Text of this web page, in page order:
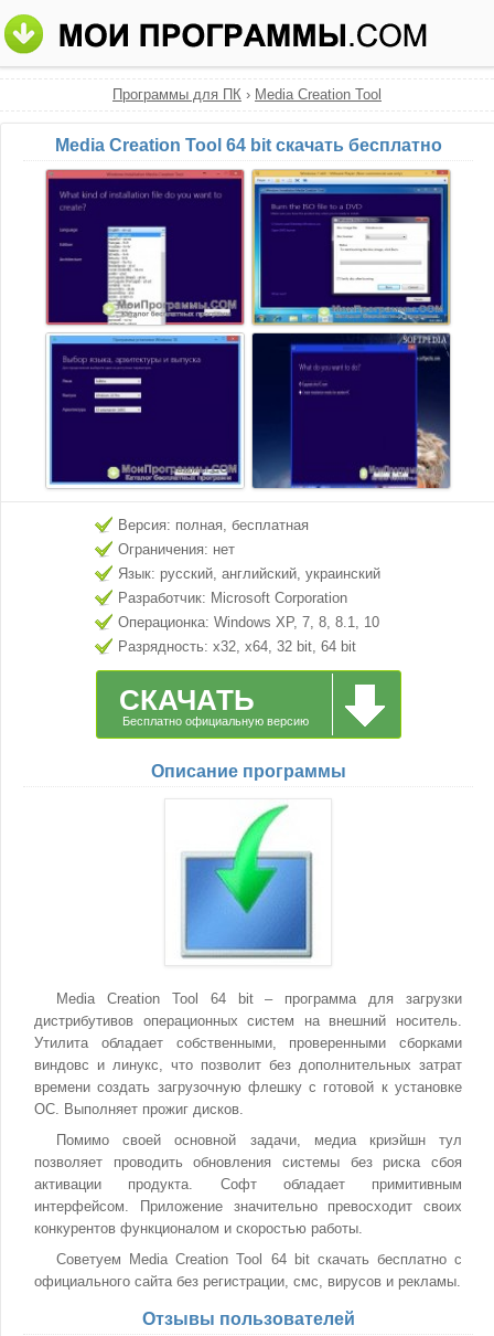
Программы для ПК › Media Creation Tool
Media Creation Tool 64 bit скачать бесплатно
Версия: полная, бесплатная
Ограничения: нет
Язык: русский, английский, украинский
Разработчик: Microsoft Corporation
Операционка: Windows XP, 7, 8, 8.1, 10
Разрядность: x32, x64, 32 bit, 64 bit
СКАЧАТЬ
Бесплатно официальную версию
Описание программы
Media Creation Tool 64 bit – программа для загрузки
дистрибутивов операционных систем на внешний носитель.
Утилита обладает собственными, проверенными сборками
виндовс и линукс, что позволит без дополнительных затрат
времени создать загрузочную флешку с готовой к установке
ОС. Выполняет прожиг дисков.
Помимо своей основной задачи, медиа криэйшн тул
позволяет проводить обновления системы без риска сбоя
активации продукта. Софт обладает примитивным
интерфейсом. Приложение значительно превосходит своих
конкурентов функционалом и скоростью работы.
Советуем Media Creation Tool 64 bit скачать бесплатно с
официального сайта без регистрации, смс, вирусов и рекламы.
Отзывы пользователей